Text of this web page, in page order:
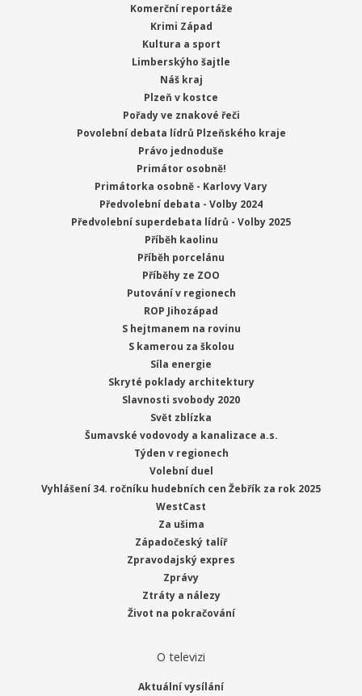
Komerční reportáže
Krimi Západ
Kultura a sport
Limberskýho šajtle
Náš kraj
Plzeň v kostce
Pořady ve znakové řeči
Povolební debata lídrů Plzeňského kraje
Právo jednoduše
Primátor osobně!
Primátorka osobně - Karlovy Vary
Předvolební debata - Volby 2024
Předvolební superdebata lídrů - Volby 2025
Příběh kaolinu
Příběh porcelánu
Příběhy ze ZOO
Putování v regionech
ROP Jihozápad
S hejtmanem na rovinu
S kamerou za školou
Síla energie
Skryté poklady architektury
Slavnosti svobody 2020
Svět zblízka
Šumavské vodovody a kanalizace a.s.
Týden v regionech
Volební duel
Vyhlášení 34. ročníku hudebních cen Žebřík za rok 2025
WestCast
Za ušima
Západočeský talíř
Zpravodajský expres
Zprávy
Ztráty a nálezy
Život na pokračování
O televizi
Aktuální vysílání